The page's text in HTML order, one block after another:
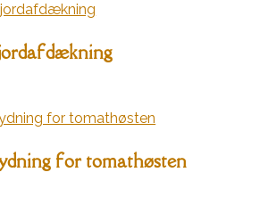
for tomathøsten